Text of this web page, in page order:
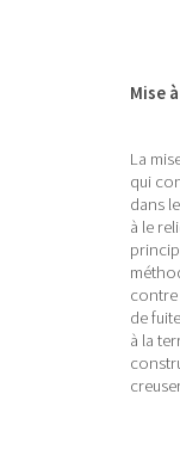
Mise
La
qui
dans
à le
contre
de
à la